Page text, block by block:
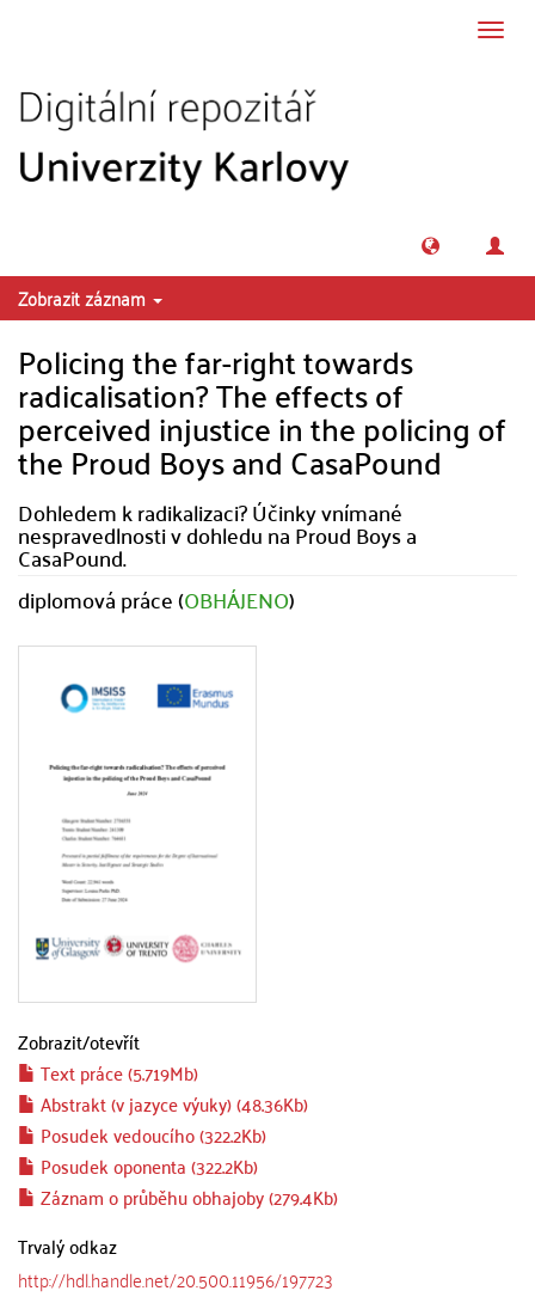
Zobrazit záznam
Policing the far-right towards
radicalisation? The effects of
perceived injustice in the policing of
the Proud Boys and CasaPound
Dohledem k radikalizaci? Účinky vnímané
nespravedlnosti v dohledu na Proud Boys a
CasaPound.
diplomová práce (OBHÁJENO)
Zobrazit/otevřít
Text práce (5.719Mb)
Abstrakt (v jazyce výuky) (48.36Kb)
Posudek vedoucího (322.2Kb)
Posudek oponenta (322.2Kb)
Záznam o průběhu obhajoby (279.4Kb)
Trvalý odkaz
http://hdl.handle.net/20.500.11956/197723